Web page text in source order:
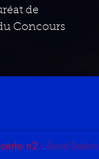
de
Concours
n2 - Saint-Saëns